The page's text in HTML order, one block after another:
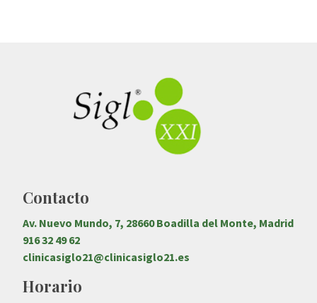
Contacto
Av. Nuevo Mundo, 7, 28660 Boadilla del Monte, Madrid
916 32 49 62
clinicasiglo21@clinicasiglo21.es
Horario